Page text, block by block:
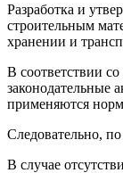
Разработка и
строительным
хранении и
В соответствии
законодательные
применяются
Следовательно,
В случае